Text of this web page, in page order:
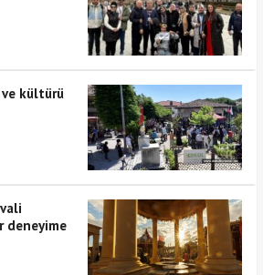
kültürü
deneyime